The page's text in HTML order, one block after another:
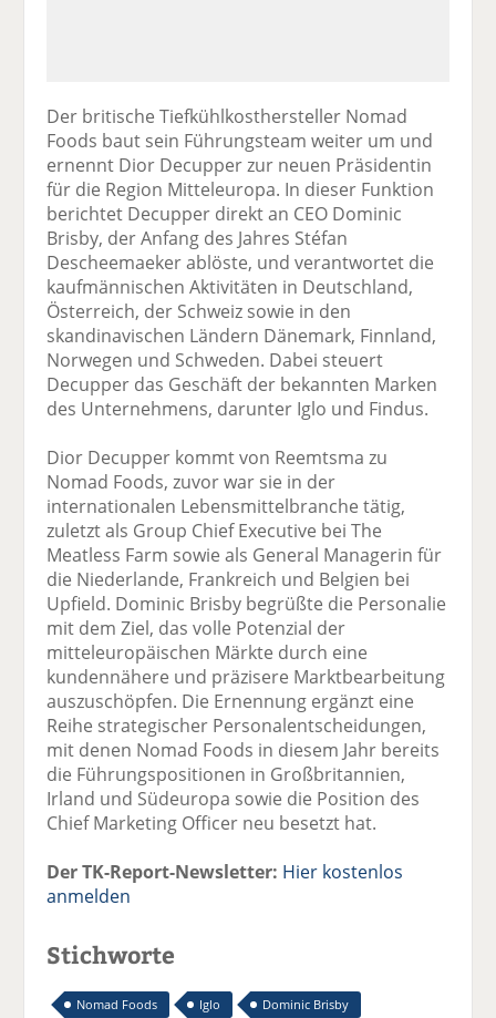
Der britische Tiefkühlkosthersteller Nomad
Foods baut sein Führungsteam weiter um und
ernennt Dior Decupper zur neuen Präsidentin
für die Region Mitteleuropa. In dieser Funktion
berichtet Decupper direkt an CEO Dominic
Brisby, der Anfang des Jahres Stéfan
Descheemaeker ablöste, und verantwortet die
kaufmännischen Aktivitäten in Deutschland,
Österreich, der Schweiz sowie in den
skandinavischen Ländern Dänemark, Finnland,
Norwegen und Schweden. Dabei steuert
Decupper das Geschäft der bekannten Marken
des Unternehmens, darunter Iglo und Findus.
Dior Decupper kommt von Reemtsma zu
Nomad Foods, zuvor war sie in der
internationalen Lebensmittelbranche tätig,
zuletzt als Group Chief Executive bei The
Meatless Farm sowie als General Managerin für
die Niederlande, Frankreich und Belgien bei
Upfield. Dominic Brisby begrüßte die Personalie
mit dem Ziel, das volle Potenzial der
mitteleuropäischen Märkte durch eine
kundennähere und präzisere Marktbearbeitung
auszuschöpfen. Die Ernennung ergänzt eine
Reihe strategischer Personalentscheidungen,
mit denen Nomad Foods in diesem Jahr bereits
die Führungspositionen in Großbritannien,
Irland und Südeuropa sowie die Position des
Chief Marketing Officer neu besetzt hat.
Der TK-Report-Newsletter: Hier kostenlos
anmelden
Stichworte
Nomad Foods Iglo
Dominic Brisby